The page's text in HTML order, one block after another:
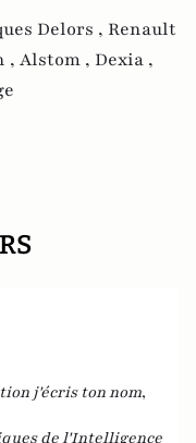
Delors , Renault
, Alstom , Dexia ,
j'écris ton nom,
de l'Intelligence